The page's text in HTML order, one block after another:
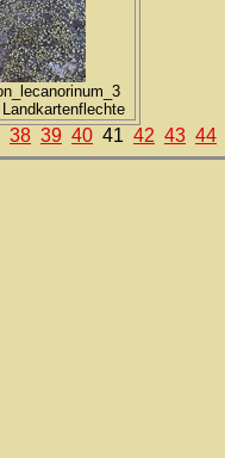
38 39 40 41 42 43 44